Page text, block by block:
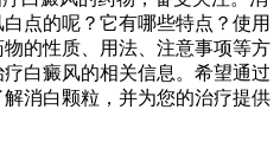
点的呢？它有哪些特点？使用
的性质、用法、注意事项等方
白癜风的相关信息。希望通过
消白颗粒，并为您的治疗提供